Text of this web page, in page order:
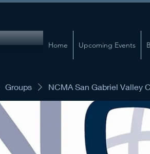
Home Upcoming Events
Groups NCMA San Gabriel Valley